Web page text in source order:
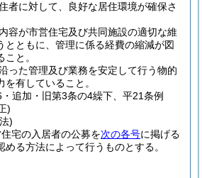
者に対して、良好な居住環境が確保さ
容が市営住宅及び共同施設の適切な維
とともに、管理に係る経費の縮減が図
と。
った管理及び業務を安定して行う物的
有していること。
追加・旧第3条の4繰下、平21条例
)
)
宅の入居者の公募を次の各号に掲げる
る方法によって行うものとする。